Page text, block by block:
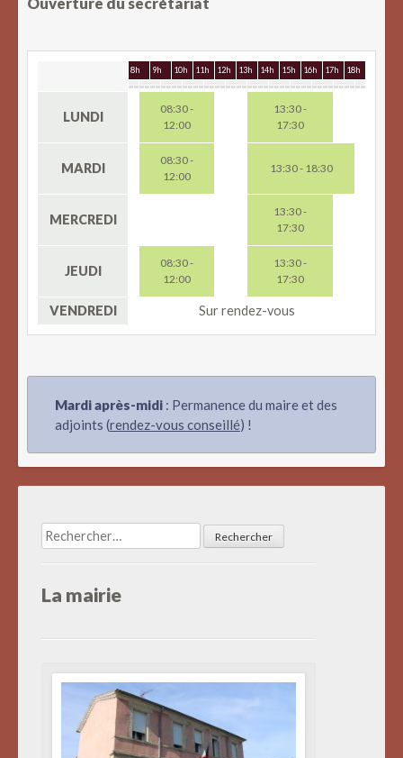
8h 9h 10h 11h 12h 13h 14h 15h 16h 17h 18h
LUNDI
08:30 -
12:00
13:30 -
17:30
MARDI
08:30 -
12:00
13:30 - 18:30
MERCREDI
13:30 -
17:30
JEUDI
08:30 -
12:00
13:30 -
17:30
VENDREDI Sur rendez-vous
Mardi après-midi : Permanence du maire et des
adjoints (rendez-vous conseillé) !
Rechercher :
La mairie